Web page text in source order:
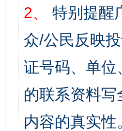
2、
特别提醒
众/公民反映
证号码、单位
的联系资料
内容的真实